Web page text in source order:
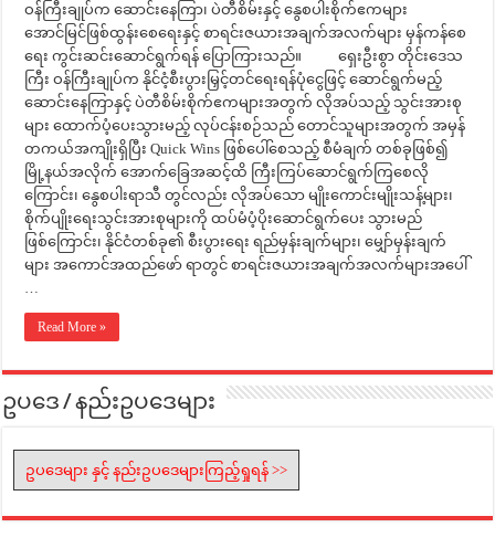
ဝန်ကြီးချုပ်က ဆောင်းနေကြာ၊ ပဲတီစိမ်းနှင့် နွေစပါးစိုက်ဧကများ
အောင်မြင်ဖြစ်ထွန်းစေရေးနှင့် စာရင်းဇယားအချက်အလက်များ မှန်ကန်စေ
ရေး ကွင်းဆင်းဆောင်ရွက်ရန် ပြောကြားသည်။ ရှေးဦးစွာ တိုင်းဒေသ
ကြီး ဝန်ကြီးချုပ်က နိုင်ငံ့စီးပွားမြှင့်တင်ရေးရန်ပုံငွေဖြင့် ဆောင်ရွက်မည့်
ဆောင်းနေကြာနှင့် ပဲတီစိမ်းစိုက်ဧကများအတွက် လိုအပ်သည့် သွင်းအားစု
များ ထောက်ပံ့ပေးသွားမည့် လုပ်ငန်းစဉ်သည် တောင်သူများအတွက် အမှန်
တကယ်အကျိုးရှိပြီး Quick Wins ဖြစ်ပေါ်စေသည့် စီမံချက် တစ်ခုဖြစ်၍
မြို့နယ်အလိုက် အောက်ခြေအဆင့်ထိ ကြီးကြပ်ဆောင်ရွက်ကြစေလို
ကြောင်း၊ နွေစပါးရာသီ တွင်လည်း လိုအပ်သော မျိုးကောင်းမျိုးသန့်များ၊
စိုက်ပျိုးရေးသွင်းအားစုများကို ထပ်မံပံ့ပိုးဆောင်ရွက်ပေး သွားမည်
ဖြစ်ကြောင်း၊ နိုင်ငံတစ်ခု၏ စီးပွားရေး ရည်မှန်းချက်များ၊ မျှော်မှန်းချက်
များ အကောင်အထည်ဖော် ရာတွင် စာရင်းဇယားအချက်အလက်များအပေါ်
…
Read More »
ဥပဒေ / နည်းဥပဒေများ
ဥပဒေများ နှင့် နည်းဥပဒေများကြည့်ရှုရန် >>